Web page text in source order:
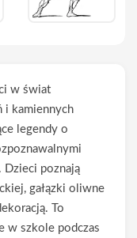
w świat
i kamiennych
legendy o
Dzieci poznają
gałązki oliwne
To
w szkole podczas